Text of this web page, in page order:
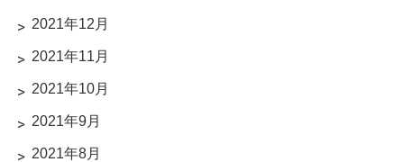
2021年12月
2021年11月
2021年10月
2021年9月
2021年8月